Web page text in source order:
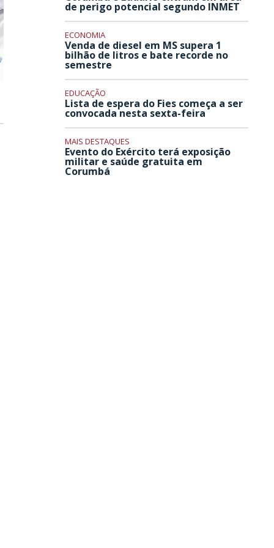
de perigo potencial segundo INMET
ECONOMIA
Venda de diesel em MS supera 1
bilhão de litros e bate recorde no
semestre
EDUCAÇÃO
Lista de espera do Fies começa a ser
convocada nesta sexta-feira
MAIS DESTAQUES
Evento do Exército terá exposição
militar e saúde gratuita em
Corumbá